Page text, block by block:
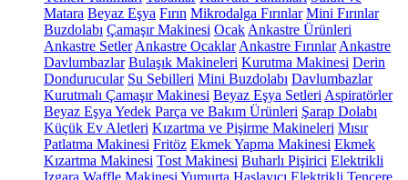
Matara Beyaz Eşya Fırın Mikrodalga Fırınlar Mini Fırınlar
Buzdolabı Çamaşır Makinesi Ocak Ankastre Ürünleri
Ankastre Setler Ankastre Ocaklar Ankastre Fırınlar Ankastre
Davlumbazlar Bulaşık Makineleri Kurutma Makinesi Derin
Dondurucular Su Sebilleri Mini Buzdolabı Davlumbazlar
Kurutmalı Çamaşır Makinesi Beyaz Eşya Setleri Aspiratörler
Beyaz Eşya Yedek Parça ve Bakım Ürünleri Şarap Dolabı
Küçük Ev Aletleri Kızartma ve Pişirme Makineleri Mısır
Patlatma Makinesi Fritöz Ekmek Yapma Makinesi Ekmek
Kızartma Makinesi Tost Makinesi Buharlı Pişirici Elektrikli
Izgara Waffle Makinesi Yumurta Haşlayıcı Elektrikli Tencere